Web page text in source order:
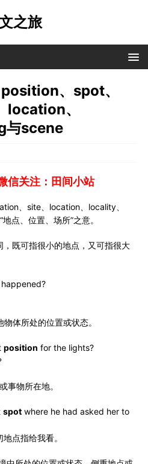
之旅
、spot、
、
scene
信关注：田间小站
、site、location、locality、
点、位置、场所”之意。
既可指很小的地点，又可指很大
体所处的位置或状态。
position for the lights?
事物所在地。
spot where he had asked her to
点指给我看。